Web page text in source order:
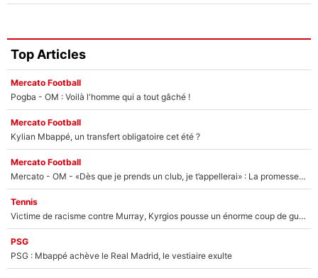
Top Articles
Mercato Football
Pogba - OM : Voilà l'homme qui a tout gâché !
Mercato Football
Kylian Mbappé, un transfert obligatoire cet été ?
Mercato Football
Mercato - OM - «Dès que je prends un club, je t’appellerai» : La promesse de Marcelino au moment de claquer la porte
Tennis
Victime de racisme contre Murray, Kyrgios pousse un énorme coup de gueule !
PSG
PSG : Mbappé achève le Real Madrid, le vestiaire exulte